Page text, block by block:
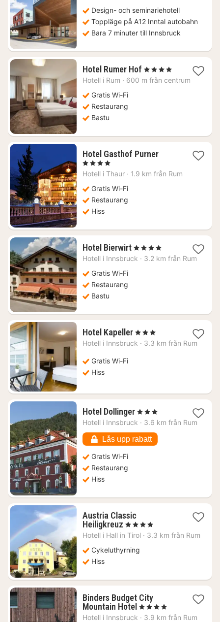
977
kr.
Design- och seminariehotell
Toppläge på A12 Inntal autobahn
Bara 7 minuter till Innsbruck
Hotel Rumer Hof 1
natt
, 4 Stjärnor
Hotell i Rum · 600 m från centrum
Gratis Wi-Fi
Restaurang
Bastu
Hotel Gasthof Purner1
från
, 4 Stjärnor
Hotell i Thaur · 1.9 km från Rum
Gratis Wi-Fi
Restaurang
Hiss
Hotel Bierwirt1
natt
, 4 Stjärnor
Hotell i Innsbruck · 3.2 km från Rum
Gratis Wi-Fi
Restaurang
Bastu
Hotel Kapeller1
natt
, 3 Stjärnor
Hotell i Innsbruck · 3.3 km från Rum
Gratis Wi-Fi
Hiss
Hotel Dollinger1
natt
1711
kr.
, 3 Stjärnor
Hotell i Innsbruck · 3.6 km från Rum
Lås upp rabatt
Gratis Wi-Fi
Restaurang
Hiss
Austria Classic
Heiligkreuz 1
natt
1496
, 4 Stjärnor
Hotell i Hall in Tirol · 3.3 km från Rum
Cykeluthyrning
Hiss
Binders Budget City
Mountain Hotel 1
natt
, 4 Stjärnor
Hotell i Innsbruck · 3.9 km från Rum